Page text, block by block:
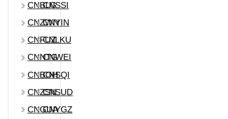
CNBLG
CNSSI
CNZWN
CNYIN
CNFUZCNLKU
CNNTG
CNWEI
CNBOH
CNSQI
CNZSNCNSUD
CNGUACNYGZ